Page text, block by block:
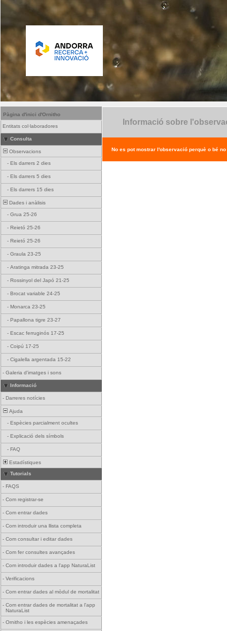
Pàgina d'inici d'Ornitho
Entitats col·laboradores
Consulta
Observacions
- Els darrers 2 dies
- Els darrers 5 dies
- Els darrers 15 dies
Dades i anàlisis
- Grua 25-26
- Reietó 25-26
- Reietó 25-26
- Graula 23-25
- Aratinga mitrada 23-25
- Rossinyol del Japó 21-25
- Brocat variable 24-25
- Monarca 23-25
- Papallona tigre 23-27
- Escac ferruginós 17-25
- Coipú 17-25
- Cigalella argentada 15-22
- Galeria d'imatges i sons
Informació
- Darreres notícies
Ajuda
- Espècies parcialment ocultes
- Explicació dels símbols
- FAQ
Estadístiques
Tutorials
- FAQS
- Com registrar-se
- Com entrar dades
- Com introduir una llista completa
- Com consultar i editar dades
- Com fer consultes avançades
- Com introduir dades a l'app NaturaList
- Verificacions
- Com entrar dades al mòdul de mortalitat
- Com entrar dades de mortalitat a l'app
NaturaList
- Ornitho i les espècies amenaçades
Informació sobre
No es pot mostrar l'observació perquè o bé